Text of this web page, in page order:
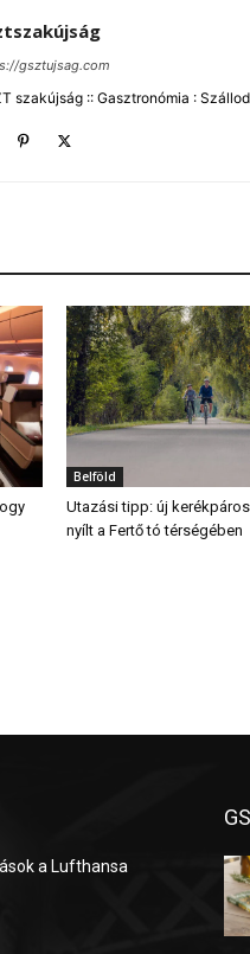
gsztujsag.com
szakújság :: Gasztronómia :
Belföld
Utazási tipp: új kerékpáros
nyílt a Fertő tó térségében
a Lufthansa